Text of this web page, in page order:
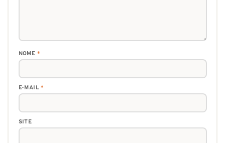
NOME *
E-MAIL*
SITE